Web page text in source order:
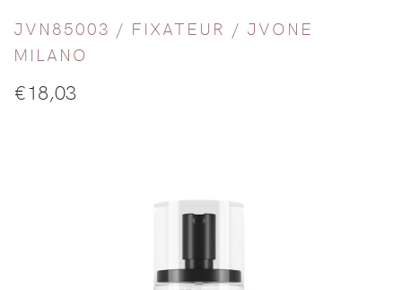
JVN85003 / FIXATEUR / JVONE
MILANO
€18,03